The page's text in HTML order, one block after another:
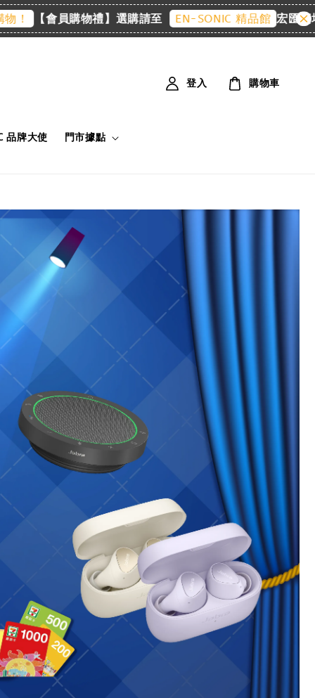
會員購物禮】選購請至 EN-SONIC 精品館 宏匯廣場 6F
品牌大使 門市據點
登入 購物車